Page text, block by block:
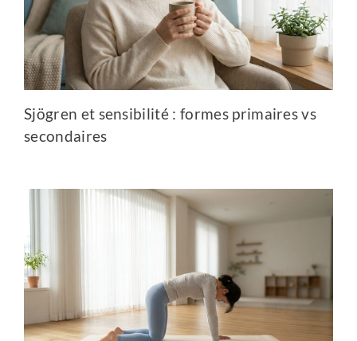
Sjögren et sensibilité : formes primaires vs
secondaires